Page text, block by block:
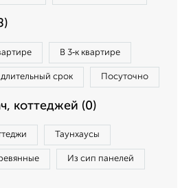
В 3‑к квартире
срок Посуточно
коттеджей (0)
Таунхаусы
Из сип панелей